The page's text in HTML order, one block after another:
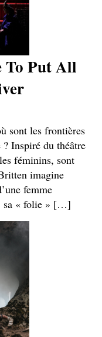
To Put All
sont les frontières
Inspiré du théâtre
féminins, sont
imagine
femme
sa « folie » […]